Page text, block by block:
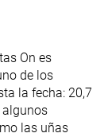
On es
de los
la fecha: 20,7
algunos
las uñas